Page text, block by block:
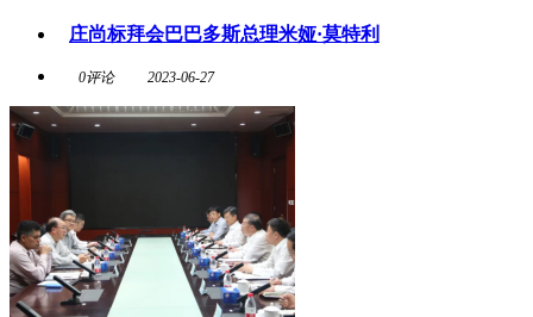
庄尚标拜会巴巴多斯总理米娅·莫特利
0评论 2023-06-27